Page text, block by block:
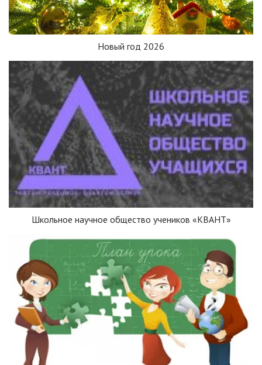
Новый год 2026
Школьное научное общество учеников «КВАНТ»